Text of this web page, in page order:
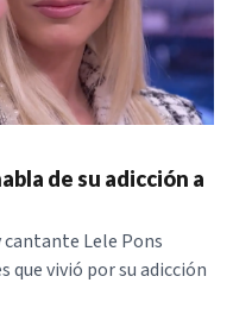
de su adicción a
cantante Lele Pons
vivió por su adicción